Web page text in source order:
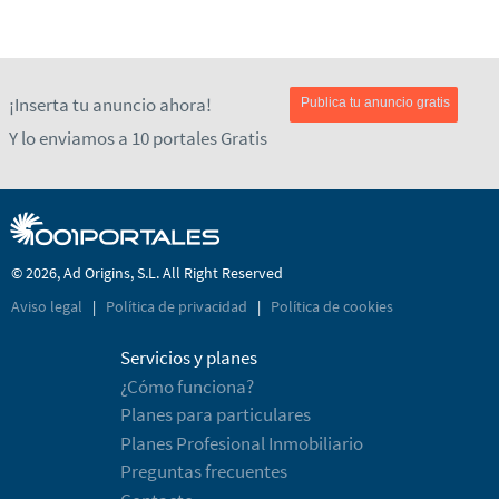
¡Inserta tu anuncio ahora!
Y lo enviamos a 10 portales Gratis
Publica tu anuncio gratis
© 2026, Ad Origins, S.L. All Right Reserved
Aviso legal
| Política de privacidad | Política de cookies
Servicios y planes
¿Cómo funciona?
Planes para particulares
Planes Profesional Inmobiliario
Preguntas frecuentes